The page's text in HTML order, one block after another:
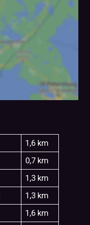
1,6 km
0,7 km
1,3 km
1,3 km
1,6 km